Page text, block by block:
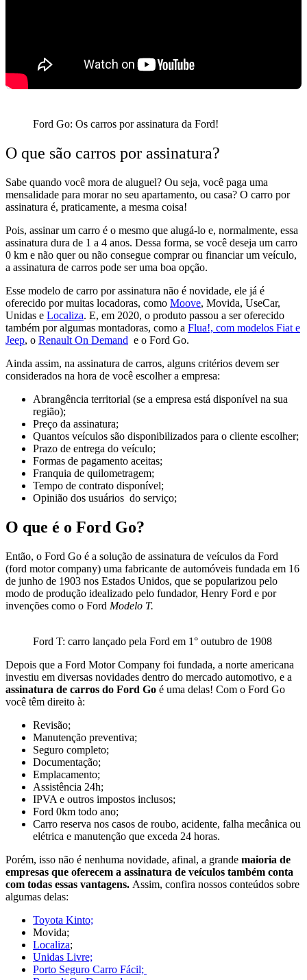
Ford Go: Os carros por assinatura da Ford!
O que são carros por assinatura?
Sabe quando você mora de aluguel? Ou seja, você paga uma
mensalidade para morar no seu apartamento, ou casa? O carro por
assinatura é, praticamente, a mesma coisa!
Pois, assinar um carro é o mesmo que alugá-lo e, normalmente, essa
assinatura dura de 1 a 4 anos. Dessa forma, se você deseja um carro
0 km e não quer ou não consegue comprar ou financiar um veículo,
a assinatura de carros pode ser uma boa opção.
Esse modelo de carro por assinatura não é novidade, ele já é
oferecido por muitas locadoras, como Moove, Movida, UseCar,
Unidas e Localiza. E, em 2020, o produto passou a ser oferecido
também por algumas montadoras, como a Flua!, com modelos Fiat e
Jeep, o Renault On Demand e o Ford Go.
Ainda assim, na assinatura de carros, alguns critérios devem ser
considerados na hora de você escolher a empresa:
Abrangência territorial (se a empresa está disponível na sua
região);
Preço da assinatura;
Quantos veículos são disponibilizados para o cliente escolher;
Prazo de entrega do veículo;
Formas de pagamento aceitas;
Franquia de quilometragem;
Tempo de contrato disponível;
Opinião dos usuários do serviço;
O que é o Ford Go?
Então, o Ford Go é a solução de assinatura de veículos da Ford
(ford motor company) uma fabricante de automóveis fundada em 16
de junho de 1903 nos Estados Unidos, que se popularizou pelo
modo de produção idealizado pelo fundador, Henry Ford e por
invenções como o Ford Modelo T.
Ford T: carro lançado pela Ford em 1° outubro de 1908
Depois que a Ford Motor Company foi fundada, a norte americana
investiu em diversas novidades dentro do mercado automotivo, e a
assinatura de carros do Ford Go é uma delas! Com o Ford Go
você têm direito à:
Revisão;
Manutenção preventiva;
Seguro completo;
Documentação;
Emplacamento;
Assistência 24h;
IPVA e outros impostos inclusos;
Ford 0km todo ano;
Carro reserva nos casos de roubo, acidente, falha mecânica ou
elétrica e manutenção que exceda 24 horas.
Porém, isso não é nenhuma novidade, afinal, a grande maioria de
empresas que oferecem a assinatura de veículos também conta
com todas essas vantagens. Assim, confira nossos conteúdos sobre
algumas delas:
Toyota Kinto;
Movida;
Localiza;
Unidas Livre;
Porto Seguro Carro Fácil;